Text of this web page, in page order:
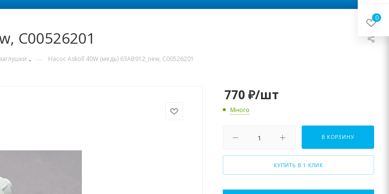
C00526201
— Насос Askoll 40W (медь) 63AB912_new, C00526201
770 ₽/шт
Много
В КОРЗИНУ
КУПИТЬ В 1 КЛИК
0